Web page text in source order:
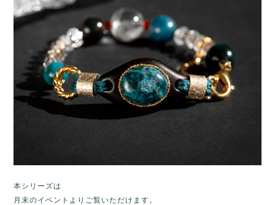
本シリーズは
月末のイベントよりご覧いただけます。